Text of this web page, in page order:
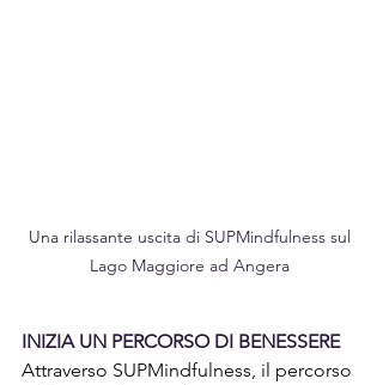
Una rilassante uscita di SUPMindfulness sul
Lago Maggiore ad Angera
INIZIA UN PERCORSO DI BENESSERE
Attraverso SUPMindfulness, il percorso